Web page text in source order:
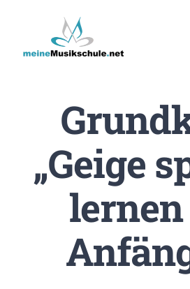
springen
„Geige